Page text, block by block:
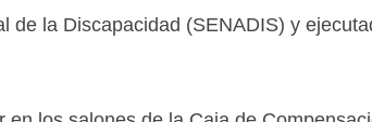
de la Discapacidad (SENADIS) y